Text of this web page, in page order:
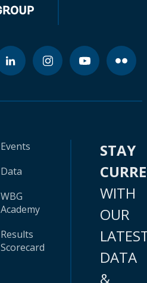
Events
Data
WBG
Academy
Results
Scorecard
STAY
WITH
OUR
DATA
&